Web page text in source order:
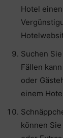
Hotel
Suchen
Fällen
oder
einem
können